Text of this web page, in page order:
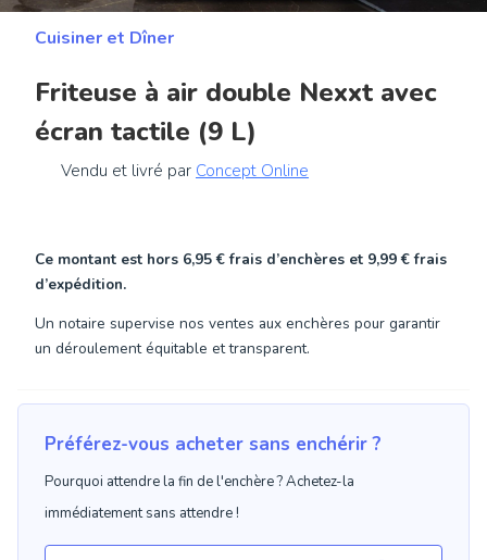
Cuisiner et Dîner
Friteuse à air double Nexxt avec
écran tactile (9 L)
Vendu et livré par Concept Online
Ce montant est hors 6,95 €frais d’enchères et 9,99 €frais
d’expédition.
Un notaire supervise nos ventes aux enchères pour garantir
un déroulement équitable et transparent.
Préférez-vous acheter sans enchérir ?
Pourquoi attendre la fin de l'enchère ? Achetez-la
immédiatement sans attendre !